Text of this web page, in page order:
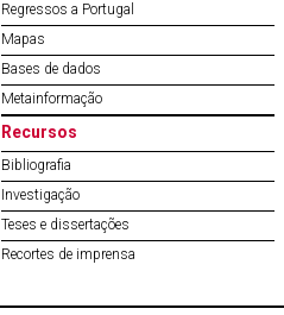
Regressos a Portugal
Mapas
Bases de dados
Metainformação
Recursos
Bibliografia
Investigação
Teses e dissertações
Recortes de imprensa